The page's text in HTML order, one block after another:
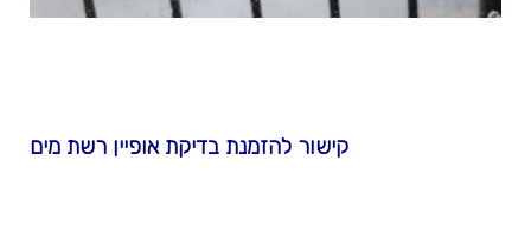
קישור להזמנת בדיקת אופיין רשת מים